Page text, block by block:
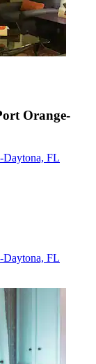
Orange-
Daytona, FL
Daytona, FL